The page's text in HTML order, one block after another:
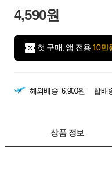
4,590원
첫 구매, 앱 전용 10만
해외배송 6,900원 합배
상품 정보